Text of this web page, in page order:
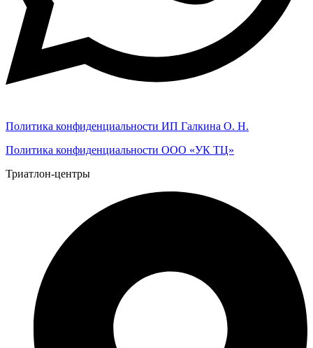
Политика конфиденциальности ИП Галкина О. Н.
Политика конфиденциальности ООО «УК ТЦ»
Триатлон-центры